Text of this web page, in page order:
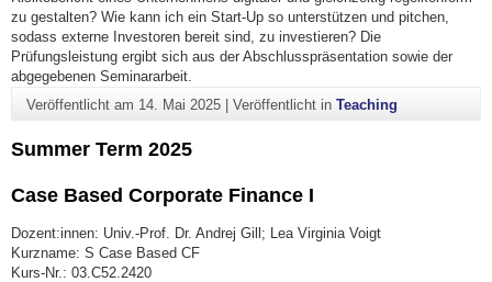
zu gestalten? Wie kann ich ein Start-Up so unterstützen und pitchen,
sodass externe Investoren bereit sind, zu investieren? Die
Prüfungsleistung ergibt sich aus der Abschlusspräsentation sowie der
abgegebenen Seminararbeit.
Veröffentlicht am 14. Mai 2025| Veröffentlicht in Teaching
Summer Term 2025
Case Based Corporate Finance I
Dozent:innen: Univ.-Prof. Dr. Andrej Gill; Lea Virginia Voigt
Kurzname: S Case Based CF
Kurs-Nr.: 03.C52.2420